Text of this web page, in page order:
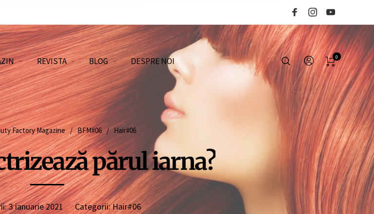
REVISTA BLOG DESPRE NOI 0
Factory Magazine / BFM#06 / Hair#06
părul iarna?
3 ianuarie 2021 Categorii:Hair#06